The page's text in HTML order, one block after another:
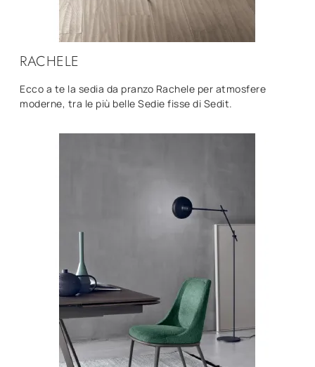
RACHELE
Ecco a te la sedia da pranzo Rachele per atmosfere
moderne, tra le più belle Sedie fisse di Sedit.